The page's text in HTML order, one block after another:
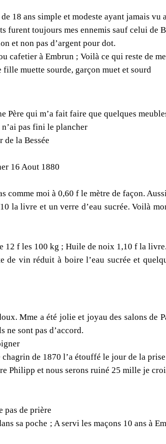
18 ans simple et modeste ayant jamais vu
furent toujours mes ennemis sauf celui
et non pas d’argent pour dot.
cafetier à Embrun ; Voilà ce qui reste de
muette sourde, garçon muet et sourd
Père qui m’a fait faire que quelques
pas fini le plancher
la Bessée
16 Aout 1880
moi à 0,60 f le mètre de façon.
la livre et un verre d’eau sucrée. Voilà
12 f les 100 kg ; Huile de noix 1,10 f la
vin réduit à boire l’eau sucrée et
Mme a été jolie et joyau des salons
ne sont pas d’accord.
de 1870 l’a étouffé le jour de la prise
Philipp et nous serons ruiné 25 mille je
pas de prière
sa poche ; A servi les maçons 10 ans à